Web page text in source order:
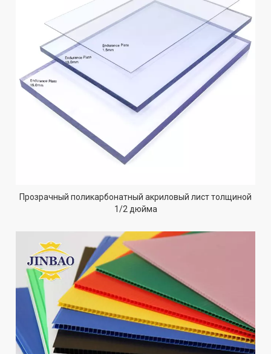
Прозрачный поликарбонатный акриловый лист толщиной
1/2 дюйма